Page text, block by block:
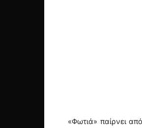
«Φωτιά» παίρνει